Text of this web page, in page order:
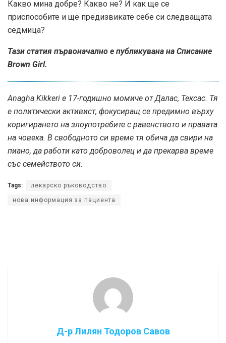
Какво мина добре? Какво не? И как ще се
приспособите и ще предизвикате себе си следващата
седмица?
Тази статия първоначално е публикувана на Списание
Brown Girl.
Anagha Kikkeri е 17-годишно момиче от Далас, Тексас. Тя
е политически активист, фокусиращ се предимно върху
коригирането на злоупотребите с равенството и правата
на човека. В свободното си време тя обича да свири на
пиано, да работи като доброволец и да прекарва време
със семейството си.
Tags: лекарско ръководство
нова информация за пациента
Д-р Лилян Тодоров Савов